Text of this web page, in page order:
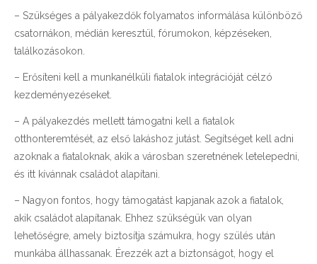
– Szükséges a pályakezdők folyamatos informálása különböző
csatornákon, médián keresztül, fórumokon, képzéseken,
találkozásokon.
– Erősíteni kell a munkanélküli fiatalok integrációját célzó
kezdeményezéseket.
– A pályakezdés mellett támogatni kell a fiatalok
otthonteremtését, az első lakáshoz jutást. Segítséget kell adni
azoknak a fiataloknak, akik a városban szeretnének letelepedni,
és itt kívánnak családot alapítani.
– Nagyon fontos, hogy támogatást kapjanak azok a fiatalok,
akik családot alapítanak. Ehhez szükségük van olyan
lehetőségre, amely biztosítja számukra, hogy szülés után
munkába állhassanak. Érezzék azt a biztonságot, hogy el